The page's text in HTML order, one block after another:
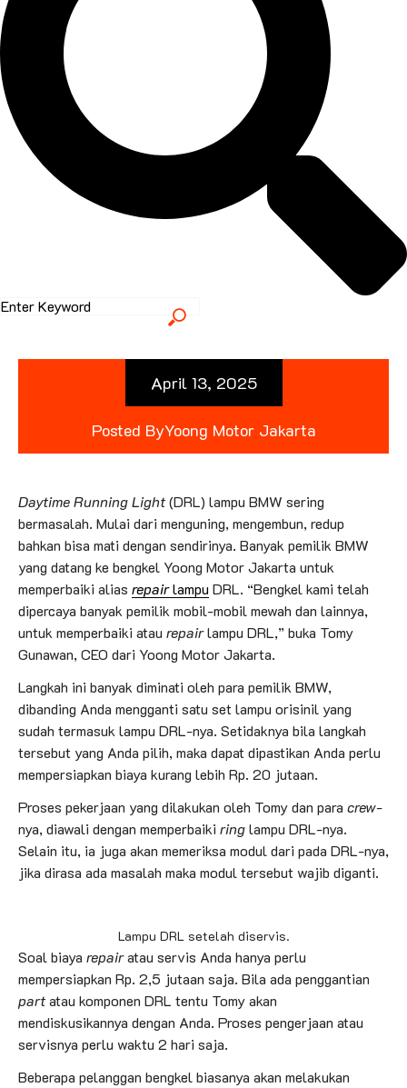
April 13, 2025
Posted ByYoong Motor Jakarta
Daytime Running Light(DRL) lampu BMW sering
bermasalah. Mulai dari menguning, mengembun, redup
bahkan bisa mati dengan sendirinya. Banyak pemilik BMW
yang datang ke bengkel Yoong Motor Jakarta untuk
memperbaiki alias repairlampu DRL. “Bengkel kami telah
dipercaya banyak pemilik mobil-mobil mewah dan lainnya,
untuk memperbaiki atau repairlampu DRL,” buka Tomy
Gunawan, CEO dari Yoong Motor Jakarta.
Langkah ini banyak diminati oleh para pemilik BMW,
dibanding Anda mengganti satu set lampu orisinil yang
sudah termasuk lampu DRL-nya. Setidaknya bila langkah
tersebut yang Anda pilih, maka dapat dipastikan Anda perlu
mempersiapkan biaya kurang lebih Rp. 20 jutaan.
Proses pekerjaan yang dilakukan oleh Tomy dan para crew-
nya, diawali dengan memperbaiki ringlampu DRL-nya.
Selain itu, ia juga akan memeriksa modul dari pada DRL-nya,
jika dirasa ada masalah maka modul tersebut wajib diganti.
Lampu DRL setelah diservis.
Soal biaya repairatau servis Anda hanya perlu
mempersiapkan Rp. 2,5 jutaan saja. Bila ada penggantian
partatau komponen DRL tentu Tomy akan
mendiskusikannya dengan Anda. Proses pengerjaan atau
servisnya perlu waktu 2 hari saja.
Beberapa pelanggan bengkel biasanya akan melakukan